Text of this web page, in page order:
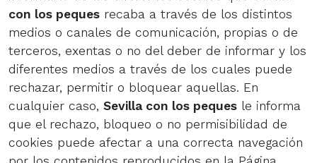
con los peques recaba a través de los distintos
medios o canales de comunicación, propias o de
terceros, exentas o no del deber de informar y los
diferentes medios a través de los cuales puede
rechazar, permitir o bloquear aquellas. En
cualquier caso, Sevilla con los peques le informa
que el rechazo, bloqueo o no permisibilidad de
cookies puede afectar a una correcta navegación